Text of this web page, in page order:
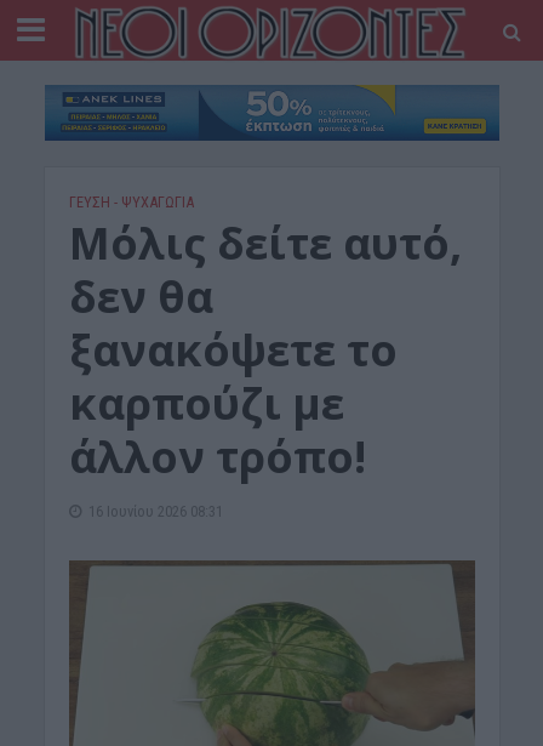
ΓΕΎΣΗ - ΨΥΧΑΓΩΓΊΑ
Μόλις δείτε αυτό,
δεν θα
ξανακόψετε το
καρπούζι με
άλλον τρόπο!
16 Ιουνίου 2026 08:31